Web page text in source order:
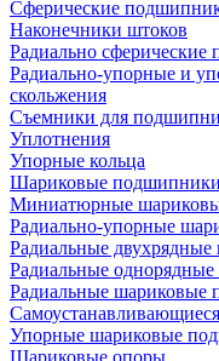
Сферические
Наконечники штоков
Радиально
Радиально-упорные и
скольжения
Съемники для
Уплотнения
Упорные кольца
Шариковые подшипники
Миниатюрные
Радиально-упорные
Радиальные
Радиальные
Радиальные шариковые
Упорные шариковые
Шариковые опоры